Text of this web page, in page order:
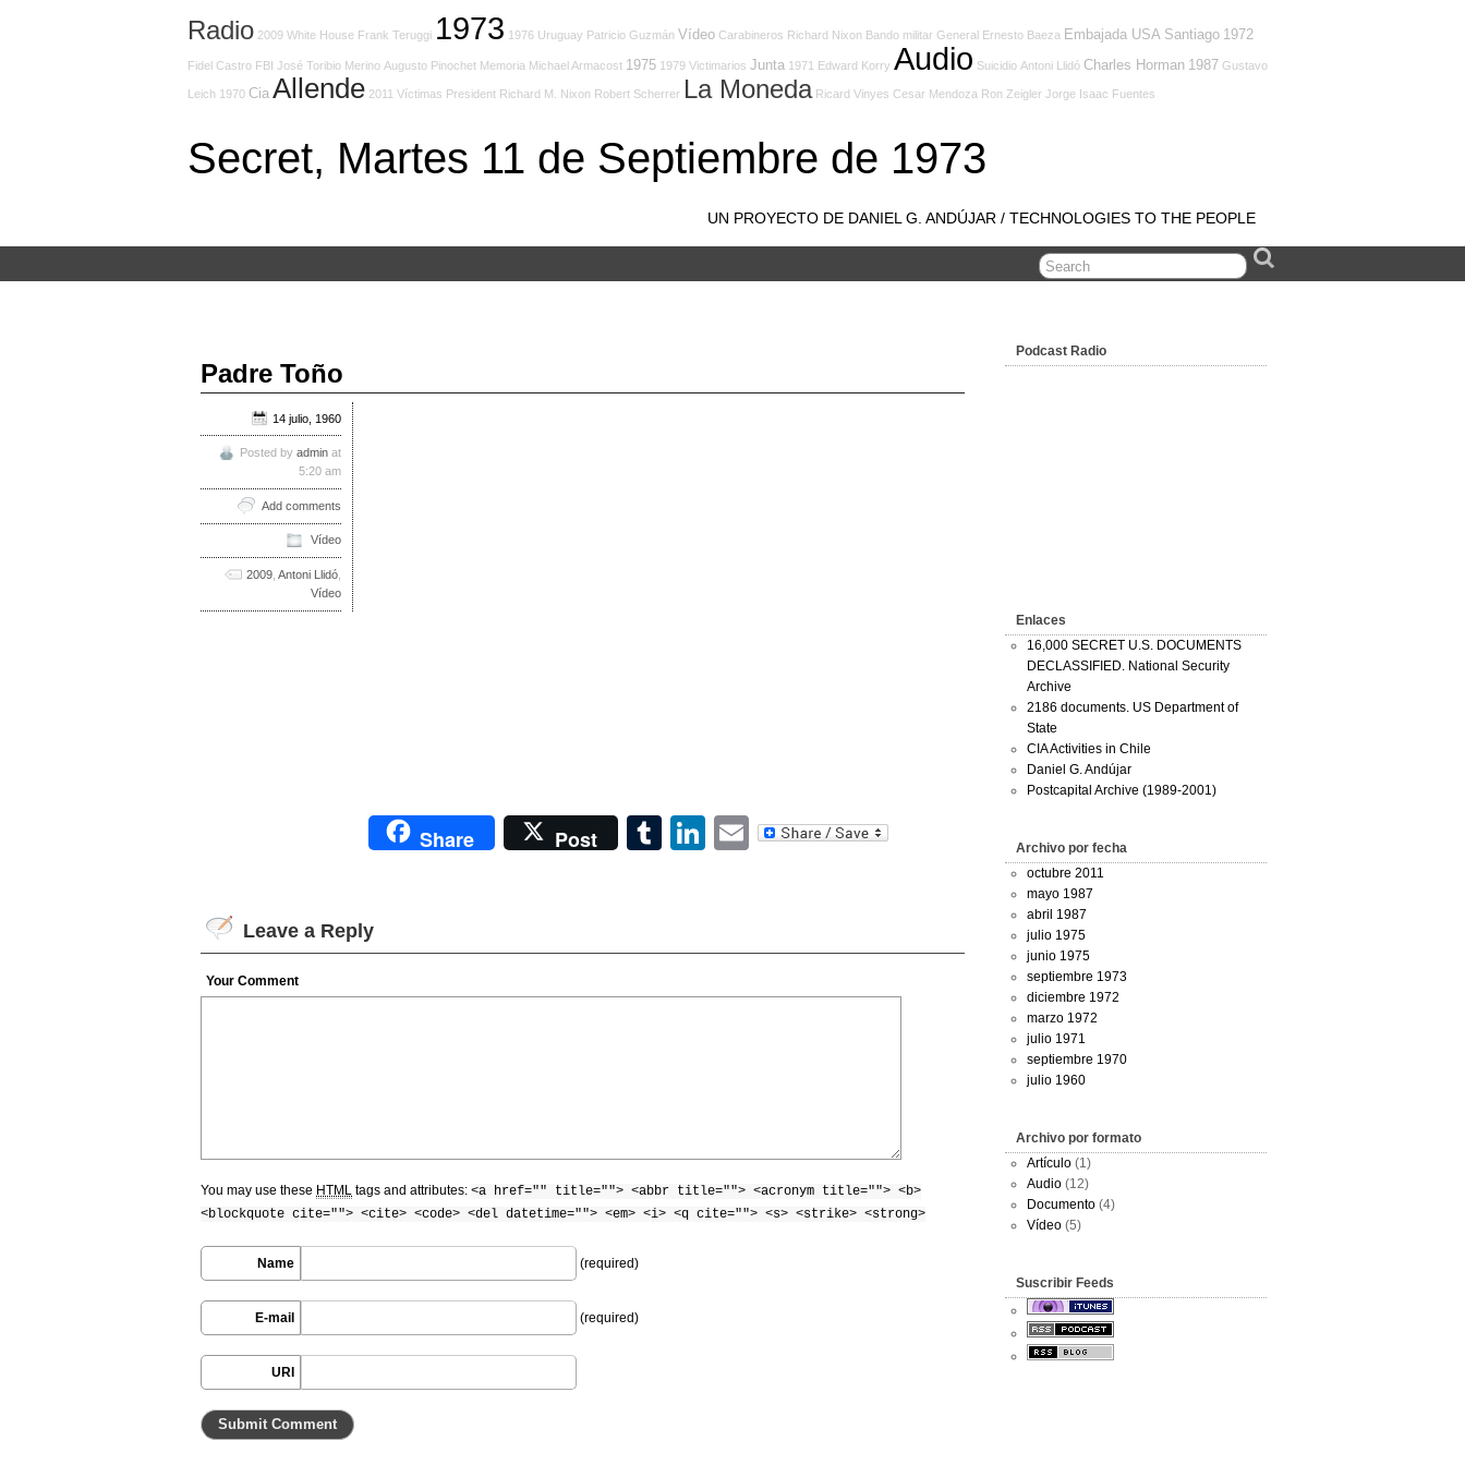
Radio 2009 White House Frank Teruggi 1973 1976 Uruguay Patricio Guzmán Vídeo Carabineros Richard Nixon Bando militar General Ernesto Baeza Embajada USA Santiago 1972
Fidel Castro FBI José Toribio Merino Augusto Pinochet Memoria Michael Armacost 1975 1979 Victimarios Junta 1971 Edward Korry Audio Suicidio Antoni Llidó Charles Horman 1987 Gustavo
Leich 1970 Cia Allende 2011 Víctimas President Richard M. Nixon Robert Scherrer La Moneda Ricard Vinyes Cesar Mendoza Ron Zeigler Jorge Isaac Fuentes
Secret, Martes 11 de Septiembre de 1973
UN PROYECTO DE DANIEL G. ANDÚJAR / TECHNOLOGIES TO THE PEOPLE
Padre Toño
Share Post Tumblr
LinkedIn
Email
14 julio, 1960
Posted by admin at
5:20 am
Add comments
Vídeo
2009 Antoni Llidó
Vídeo
Leave a Reply
Your Comment
You may use these HTML tags and attributes: <a href="" title=""> <abbr title=""> <acronym title=""> <b>
<blockquote cite=""> <cite> <code> <del datetime=""> <em> <i> <q cite=""> <s> <strike> <strong>
Name (required)
E-mail (required)
URI
Podcast Radio
Enlaces
16,000 SECRET U.S. DOCUMENTS
DECLASSIFIED. National Security
Archive
2186 documents. US Department of
State
CIA Activities in Chile
Daniel G. Andújar
Postcapital Archive (1989-2001)
Archivo por fecha
octubre 2011
mayo 1987
abril 1987
julio 1975
junio 1975
septiembre 1973
diciembre 1972
marzo 1972
julio 1971
septiembre 1970
julio 1960
Archivo por formato
Artículo (1)
Audio (12)
Documento (4)
Vídeo (5)
Suscribir Feeds